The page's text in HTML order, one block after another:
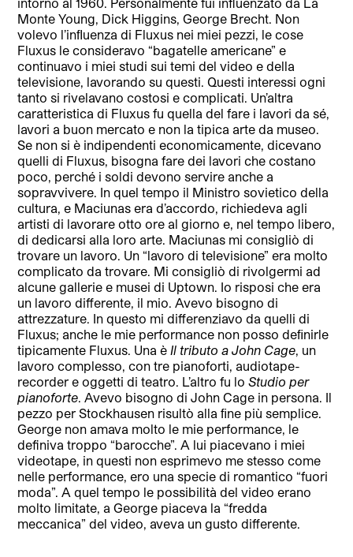
intorno al 1960. Personalmente fui influenzato da La
Monte Young, Dick Higgins, George Brecht. Non
volevo l’inﬂuenza di Fluxus nei miei pezzi, le cose
Fluxus le consideravo “bagatelle americane” e
continuavo i miei studi sui temi del video e della
televisione, lavorando su questi. Questi interessi ogni
tanto si rivelavano costosi e complicati. Un’altra
caratteristica di Fluxus fu quella del fare i lavori da sé,
lavori a buon mercato e non la tipica arte da museo.
Se non si è indipendenti economicamente, dicevano
quelli di Fluxus, bisogna fare dei lavori che costano
poco, perché i soldi devono servire anche a
sopravvivere. In quel tempo il Ministro sovietico della
cultura, e Maciunas era d’accordo, richiedeva agli
artisti di lavorare otto ore al giorno e, nel tempo libero,
di dedicarsi alla loro arte. Maciunas mi consigliò di
trovare un lavoro. Un “lavoro di televisione” era molto
complicato da trovare. Mi consigliò di rivolgermi ad
alcune gallerie e musei di Uptown. Io risposi che era
un lavoro differente, il mio. Avevo bisogno di
attrezzature. In questo mi differenziavo da quelli di
Fluxus; anche le mie performance non posso deﬁnirle
tipicamente Fluxus. Una èIl tributo a John Cage, un
lavoro complesso, con tre pianoforti, audiotape-
recorder e oggetti di teatro. L’altro fu loStudio per
pianoforte. Avevo bisogno di John Cage in persona. Il
pezzo per Stockhausen risultò alla ﬁne più semplice.
George non amava molto le mie performance, le
definiva troppo “barocche”. A lui piacevano i miei
videotape, in questi non esprimevo me stesso come
nelle performance, ero una specie di romantico “fuori
moda”. A quel tempo le possibilità del video erano
molto limitate, a George piaceva la “fredda
meccanica” del video, aveva un gusto differente.